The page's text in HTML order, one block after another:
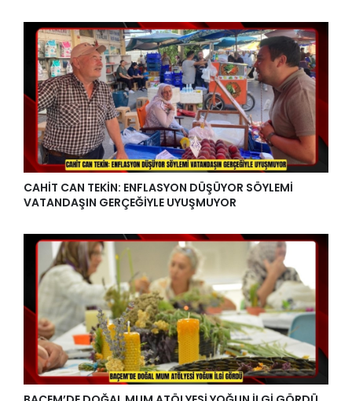
CAHİT CAN TEKİN: ENFLASYON DÜŞÜYOR SÖYLEMİ
VATANDAŞIN GERÇEĞİYLE UYUŞMUYOR